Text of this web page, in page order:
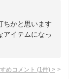
ちかと思います
アイテムになっ
めコメント (1 件) >